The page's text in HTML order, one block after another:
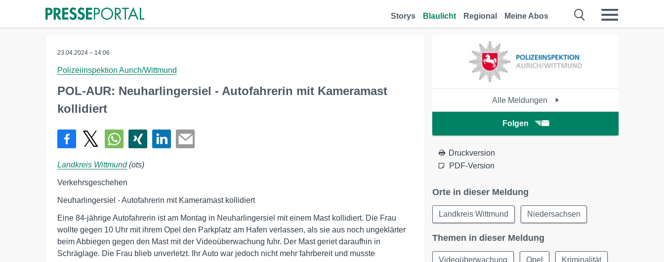
Storys Blaulicht Regional Meine Abos
23.04.2024 – 14:06
Polizeiinspektion Aurich/Wittmund
POL-AUR: Neuharlingersiel - Autofahrerin mit Kameramast
kollidiert
Landkreis Wittmund(ots)
Verkehrsgeschehen
Neuharlingersiel - Autofahrerin mit Kameramast kollidiert
Eine 84-jährige Autofahrerin ist am Montag in Neuharlingersiel mit einem Mast kollidiert. Die Frau
wollte gegen 10 Uhr mit ihrem Opel den Parkplatz am Hafen verlassen, als sie aus noch ungeklärter
beim Abbiegen gegen den Mast mit der Videoüberwachung fuhr. Der Mast geriet daraufhin in
Schräglage. Die Frau blieb unverletzt. Ihr Auto war jedoch nicht mehr fahrbereit und musste
Alle Meldungen
Folgen
Druckversion
PDF-Version
Orte in dieser Meldung
Landkreis Wittmund Niedersachsen
Themen in dieser Meldung
Videoüberwachung Opel Kriminalität